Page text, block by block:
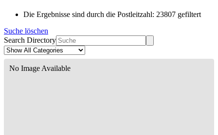
Die Ergebnisse sind durch die Postleitzahl: 23807 gefiltert
Suche löschen
Search Directory
No Image Available